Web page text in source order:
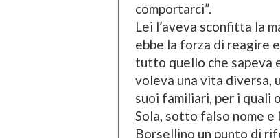
comportarci”.
Lei l’aveva sconfitta la
ebbe la forza di reagire
tutto quello che sapeva
voleva una vita diversa,
suoi familiari, per i quali
Sola, sotto falso nome
Borsellino un punto di